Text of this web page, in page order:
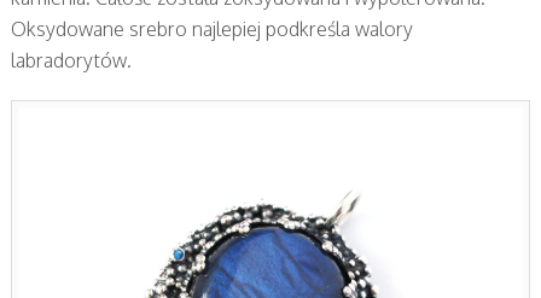
Oksydowane srebro najlepiej podkreśla walory
labradorytów.